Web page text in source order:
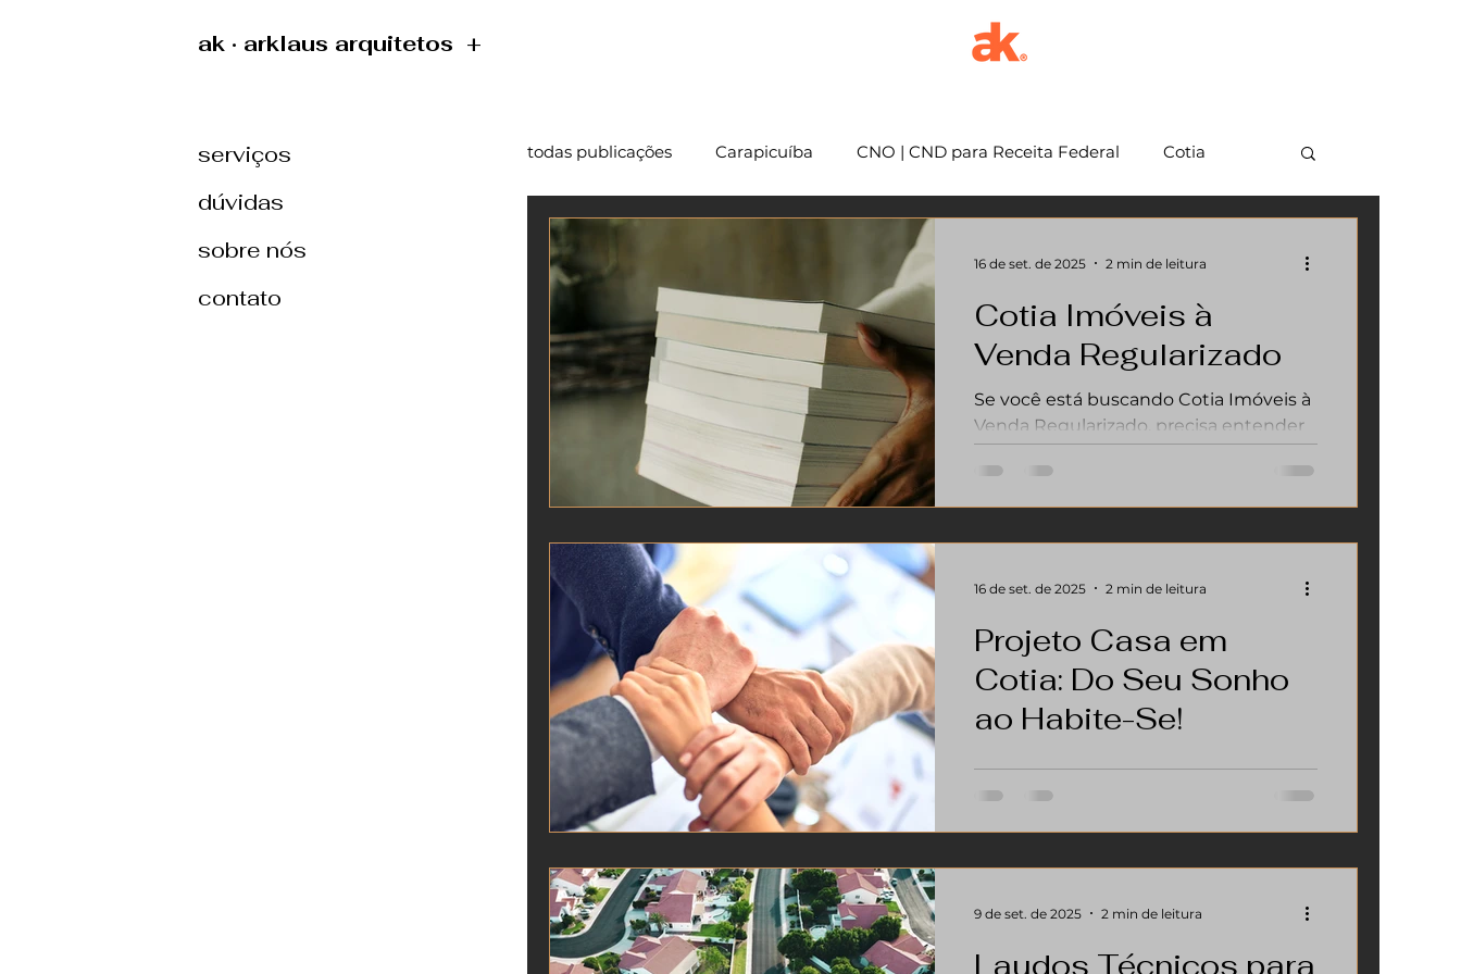
ak · arklaus arquitetos +
todas publicações Carapicuíba CNO | CND para Receita Federal Cotia
Mentoria Embu das Artes
Cotia Imóveis à
Venda Regularizado
Se você está buscando Cotia Imóveis à
Venda Regularizado, precisa entender
a importância de comprar ou vender
um imóvel totalmente regularizado em
Cotia. A regularização garante
transação imobiliária. Quem opta por
problemas com cartórios, bancos e até
ações judiciais.
16 de set. de 2025 2 min de leitura
Projeto Casa em
Cotia: Do Seu Sonho
ao Habite-Se!
Sonhou em construir sua Casa em
Cotia? Com a ak • arklaus arquitetos +
garantida na Prefeitura de Cotia.
16 de set. de 2025 2 min de leitura
Laudos Técnicos para
9 de set. de 2025 2 min de leitura
serviços
dúvidas
sobre nós
contato